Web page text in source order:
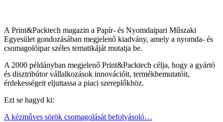
A Print&Packtech magazin a Papír- és Nyomdaipari Műszaki
Egyesület gondozásában megjelenő kiadvány, amely a nyomda- és
csomagolóipar széles tematikáját mutatja be.
A 2000 példányban megjelenő Print&Packtech célja, hogy a gyártó
és disztribútor vállalkozások innovációit, termékbemutatóit,
érdekességeit eljuttassa a piaci szereplőkhöz.
Ezt se hagyd ki:
A kézműves sörök csomagolását befolyásoló…